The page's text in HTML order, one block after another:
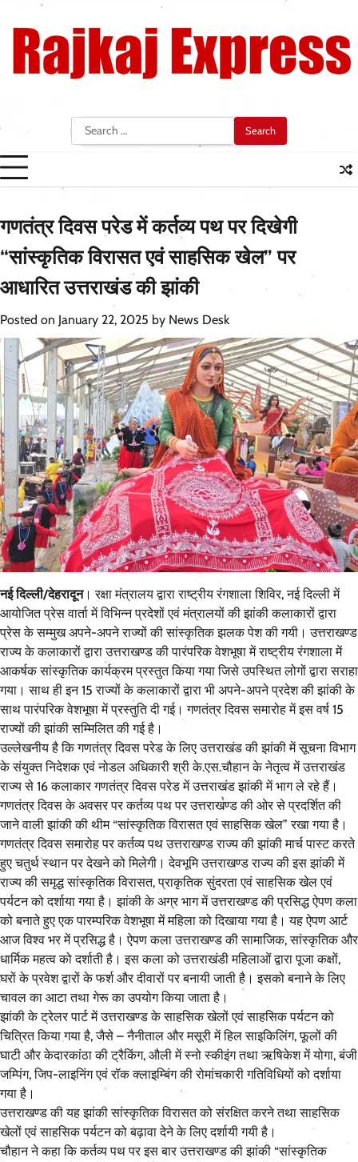
content
Search
for:
गणतंत्र दिवस परेड में कर्तव्य पथ पर दिखेगी
“सांस्कृतिक विरासत एवं साहसिक खेल” पर
आधारित उत्तराखंड की झांकी
Posted on January 22, 2025 by News Desk
नई दिल्ली/देहरादून। रक्षा मंत्रालय द्वारा राष्ट्रीय रंगशाला शिविर, नई दिल्ली में
आयोजित प्रेस वार्ता में विभिन्न प्रदेशों एवं मंत्रालयों की झांकी कलाकारों द्वारा
प्रेस के सम्मुख अपने-अपने राज्यों की सांस्कृतिक झलक पेश की गयी। उत्तराखण्ड
राज्य के कलाकारों द्वारा उत्तराखण्ड की पारंपरिक वेशभूषा में राष्ट्रीय रंगशाला में
आकर्षक सांस्कृतिक कार्यक्रम प्रस्तुत किया गया जिसे उपस्थित लोगों द्वारा सराहा
गया। साथ ही इन 15 राज्यों के कलाकारों द्वारा भी अपने-अपने प्रदेश की झांकी के
साथ पारंपरिक वेशभूषा में प्रस्तुति दी गई। गणतंत्र दिवस समारोह में इस वर्ष 15
राज्यों की झांकी सम्मिलित की गई है।
उल्लेखनीय है कि गणतंत्र दिवस परेड के लिए उत्तराखंड की झांकी में सूचना विभाग
के संयुक्त निदेशक एवं नोडल अधिकारी श्री के.एस.चौहान के नेतृत्व में उत्तराखंड
राज्य से 16 कलाकार गणतंत्र दिवस परेड में उत्तराखंड झांकी में भाग ले रहे हैं।
गणतंत्र दिवस के अवसर पर कर्तव्य पथ पर उत्तराखण्ड की ओर से प्रदर्शित की
जाने वाली झांकी की थीम “सांस्कृतिक विरासत एवं साहसिक खेल” रखा गया है।
गणतंत्र दिवस समारोह पर कर्तव्य पथ उत्तराखण्ड राज्य की झांकी मार्च पास्ट करते
हुए चतुर्थ स्थान पर देखने को मिलेगी। देवभूमि उत्तराखण्ड राज्य की इस झांकी में
राज्य की समृद्ध सांस्कृतिक विरासत, प्राकृतिक सुंदरता एवं साहसिक खेल एवं
पर्यटन को दर्शाया गया है। झांकी के अग्र भाग में उत्तराखण्ड की प्रसिद्ध ऐपण कला
को बनाते हुए एक पारम्परिक वेशभूषा में महिला को दिखाया गया है। यह ऐपण आर्ट
आज विश्व भर में प्रसिद्ध है। ऐपण कला उत्तराखण्ड की सामाजिक, सांस्कृतिक और
धार्मिक महत्व को दर्शाती है। इस कला को उत्तराखंडी महिलाओं द्वारा पूजा कक्षों,
घरों के प्रवेश द्वारों के फर्श और दीवारों पर बनायी जाती है। इसको बनाने के लिए
चावल का आटा तथा गेरू का उपयोग किया जाता है।
झांकी के ट्रेलर पार्ट में उत्तराखण्ड के साहसिक खेलों एवं साहसिक पर्यटन को
चित्रित किया गया है, जैसे – नैनीताल और मसूरी में हिल साइकिलिंग, फूलों की
घाटी और केदारकांठा की ट्रैकिंग, औली में स्नो स्कीइंग तथा ऋषिकेश में योगा, बंजी
जम्पिंग, जिप-लाइनिंग एवं रॉक क्लाइम्बिंग की रोमांचकारी गतिविधियों को दर्शाया
गया है।
उत्तराखण्ड की यह झांकी सांस्कृतिक विरासत को संरक्षित करने तथा साहसिक
खेलों एवं साहसिक पर्यटन को बढ़ावा देने के लिए दर्शायी गयी है।
चौहान ने कहा कि कर्तव्य पथ पर इस बार उत्तराखण्ड की झांकी “सांस्कृतिक